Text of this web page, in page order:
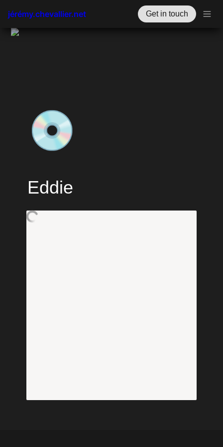
jérémy.chevallier.net Get in touch
💿
Eddie